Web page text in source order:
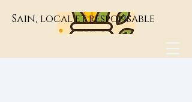
Sain, local et responsable